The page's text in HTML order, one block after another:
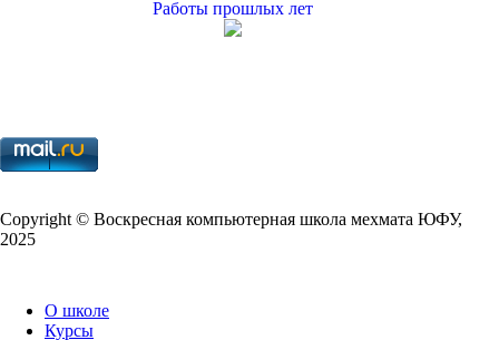
Работы прошлых лет
Copy­right © Воскресная компьютерная школа мехмата ЮФУ,
2025
О школе
Курсы